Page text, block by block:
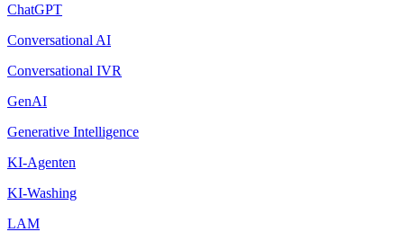
ChatGPT
Conversational AI
Conversational IVR
GenAI
Generative Intelligence
KI-Agenten
KI-Washing
LAM